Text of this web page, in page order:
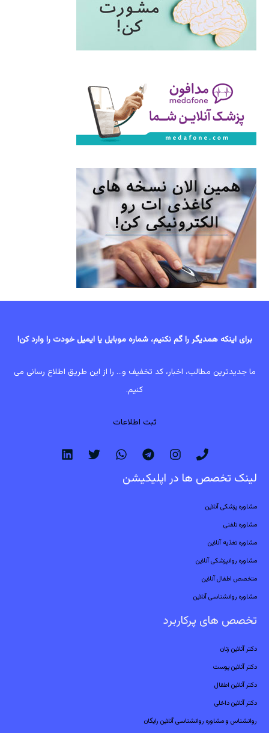
برای اینکه همدیگر را گم نکنیم، شماره موبایل یا ایمیل خودت را وارد کن!
ما جدیدترین مطالب، اخبار، کد تخفیف و... را از این طریق اطلاع رسانی می
کنیم.
ثبت اطلاعات
لینک تخصص ها در اپلیکیشن
مشاوره پزشکی آنلاین
مشاوره تلفنی
مشاوره تغذیه آنلاین
مشاوره روانپزشکی آنلاین
متخصص اطفال آنلاین
مشاوره روانشناسی آنلاین
تخصص های پرکاربرد
دکتر آنلاین زنان
دکتر آنلاین پوست
دکتر آنلاین اطفال
دکتر آنلاین داخلی
روانشناس و مشاوره روانشناسی آنلاین رایگان